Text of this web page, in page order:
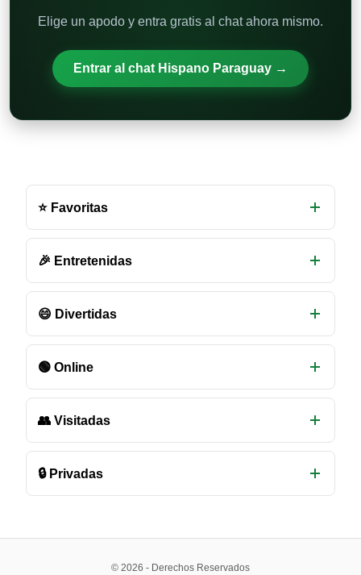
Elige un apodo y entra gratis al chat ahora mismo.
Entrar al chat Hispano Paraguay →
de
chat
disponibles
⭐ Favoritas
🎉 Entretenidas
😄 Divertidas
🟢 Online
👥 Visitadas
🔒 Privadas
© 2026 - Derechos Reservados